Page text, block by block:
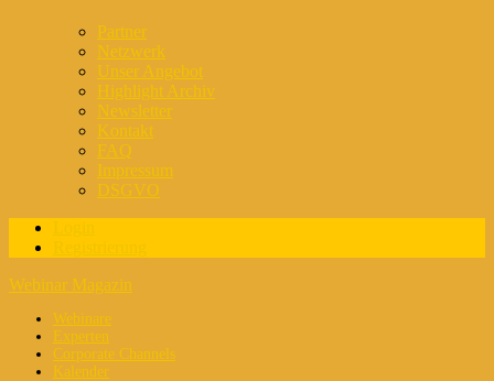
Partner
Netzwerk
Unser Angebot
Highlight Archiv
Newsletter
Kontakt
FAQ
Impressum
DSGVO
Webinar Magazin
Webinare
Experten
Corporate Channels
Kalender